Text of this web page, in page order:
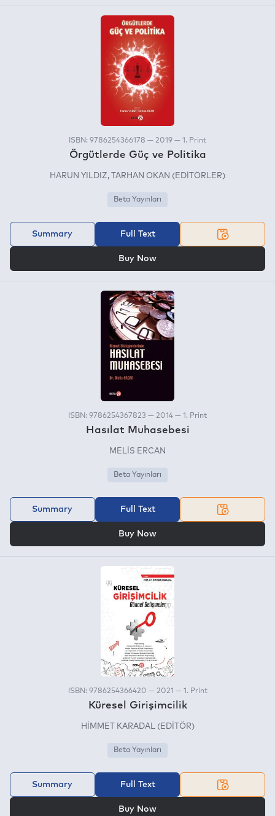
ISBN: 9786254366178 — 2019 — 1. Print
Örgütlerde Güç ve Politika
HARUN YILDIZ TARHAN OKAN (EDİTÖRLER)
Beta Yayınları
Summary Full Text
Buy Now
ISBN: 9786254367823 — 2014 — 1. Print
Hasılat Muhasebesi
MELİS ERCAN
Beta Yayınları
Summary Full Text
Buy Now
ISBN: 9786254366420 — 2021 — 1. Print
Küresel Girişimcilik
HİMMET KARADAL (EDİTÖR)
Beta Yayınları
Summary Full Text
Buy Now